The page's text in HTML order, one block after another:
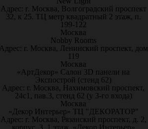
Адрес: г. Москва, Волгоградский проспект
32, к 25. ТЦ метр квадратный 2 этаж, п.
199-122
Москва
Nobby Rooms
г. Москва, Ленинский проспект, дом
119
Москва
«АртДекор» Салон 3D панели на
Экспострой (стенд 62)
Адрес: г. Москва, Нахимовский проспект,
24с1, пав.3, стенд 62 (у 3-го входа)
Москва
«Декор Интерьер» ТЦ "ДЕКОРАТОР"
Адрес: г. Москва, Рязанский проспект, д. 2,
корпус. 3, 1 этаж, «Декор Интерьер»